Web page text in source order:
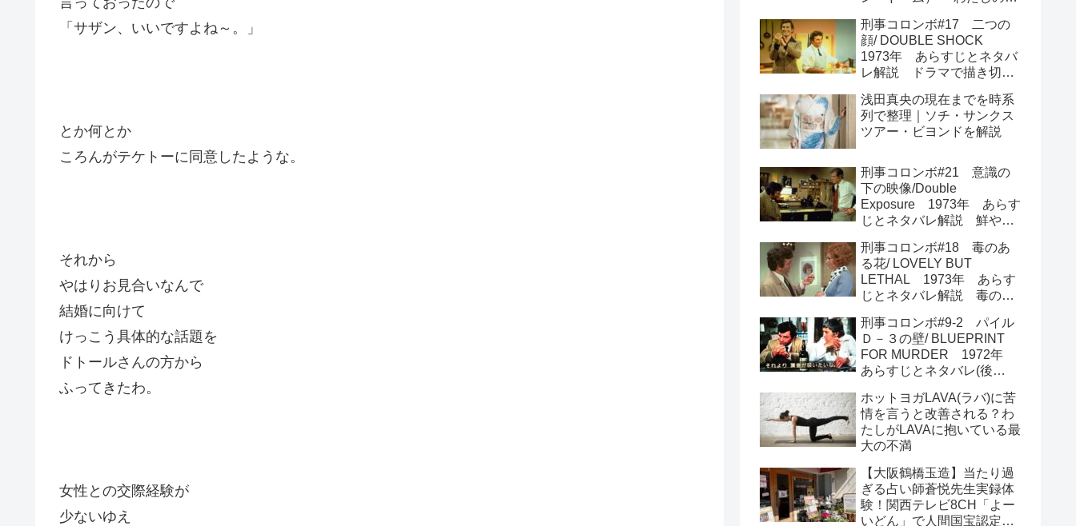
「サザン、いいですよね～。」
とか何とか
ころんがテケトーに同意したような。
それから
やはりお見合いなんで
結婚に向けて
けっこう具体的な話題を
ドトールさんの方から
ふってきたわ。
女性との交際経験が
少ないゆえ
刑事コロンボ#17 二つの
顔/ DOUBLE SHOCK
1973年 あらすじとネタバ
レ解説 ドラマで描き切れ
が読み解く
浅田真央の現在までを時系
列で整理｜ソチ・サンクス
ツアー・ビヨンドを解説
刑事コロンボ#21 意識の
下の映像/Double
Exposure 1973年 あらす
じとネタバレ解説 鮮やか
刑事コロンボ#18 毒のあ
る花/ LOVELY BUT
LETHAL 1973年 あらす
じとネタバレ解説 毒のあ
刑事コロンボ#9-2 パイル
Ｄ－３の壁/ BLUEPRINT
FOR MURDER 1972年
あらすじとネタバレ(後
でん返し
ホットヨガLAVA(ラバ)に苦
情を言うと改善される？わ
たしがLAVAに抱いている最
大の不満
【大阪鶴橋玉造】当たり過
ぎる占い師蒼悦先生実録体
験！関西テレビ8CH「よー
いどん」で人間国宝認定